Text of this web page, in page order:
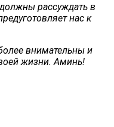
рассуждать в
нас к
внимательны и
жизни. Аминь!